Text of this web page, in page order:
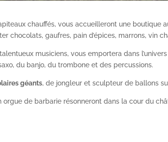
chauffés, vous accueilleront une boutique
chocolats, gaufres, pain d’épices, marrons, vin
musiciens, vous emportera dans
du banjo, du trombone et des percussions.
géants, de jongleur et sculpteur de ballons
orgue de barbarie résonneront dans la cour du